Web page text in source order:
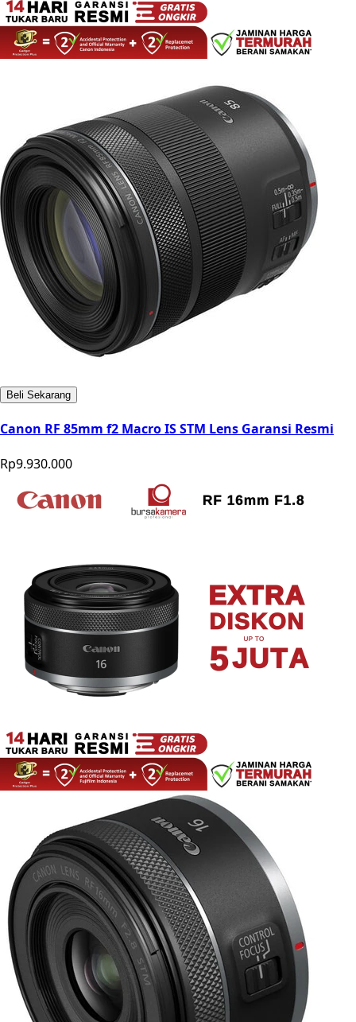
Beli Sekarang
Canon RF 85mm f2 Macro IS STM Lens Garansi Resmi
Rp9.930.000